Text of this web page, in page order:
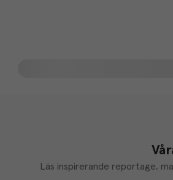
Läs inspirerande reportage,